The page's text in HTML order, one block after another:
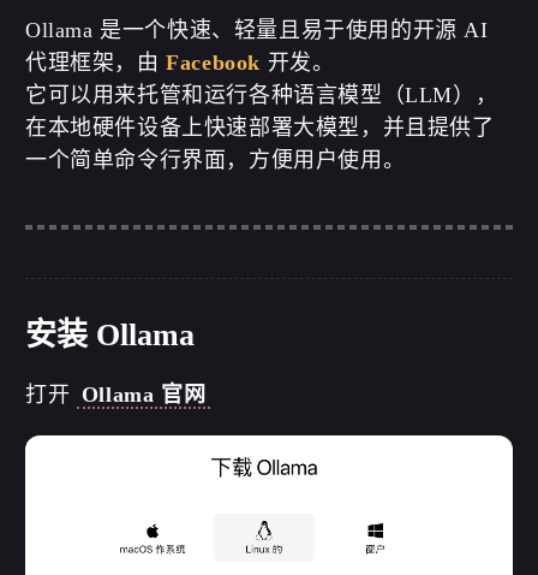
Ollama 是一个快速、轻量且易于使用的开源 AI
代理框架，由Facebook 开发。
它可以用来托管和运行各种语言模型（LLM），
在本地硬件设备上快速部署大模型，并且提供了
一个简单命令行界面，方便用户使用。
安装 Ollama
打开 Ollama 官网